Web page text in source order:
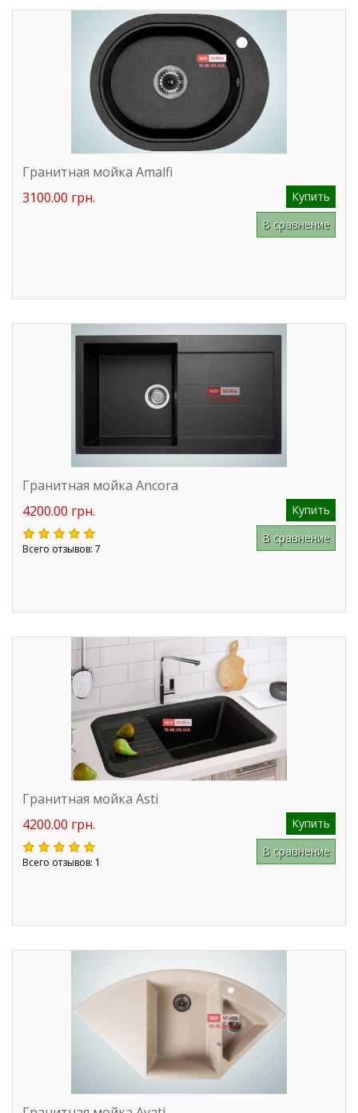
Гранитная мойка Amalfi
3100.00 грн.
Купить
В сравнение
Гранитная мойка Ancora
4200.00 грн.
Купить
Всего отзывов: 7
В сравнение
Гранитная мойка Asti
4200.00 грн.
Купить
Всего отзывов: 1
В сравнение